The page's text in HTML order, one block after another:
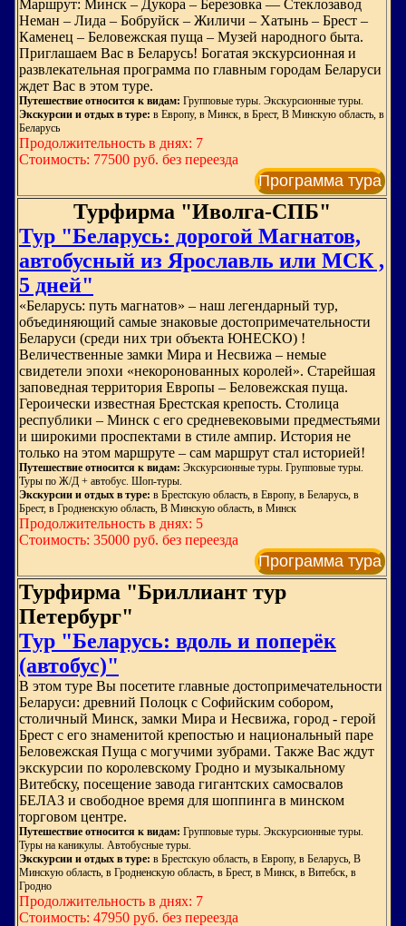
Маршрут: Минск – Дукора – Березовка — Стеклозавод
Неман – Лида – Бобруйск – Жиличи – Хатынь – Брест –
Каменец – Беловежская пуща – Музей народного быта.
Приглашаем Вас в Беларусь! Богатая экскурсионная и
развлекательная программа по главным городам Беларуси
ждет Вас в этом туре.
Путешествие относится к видам: Групповые туры. Экскурсионные туры.
Экскурсии и отдых в туре: в Европу, в Минск, в Брест, В Минскую область, в
Беларусь
Продолжительность в днях: 7
Стоимость: 77500 руб. без переезда
Программа тура
Турфирма "Иволга-СПБ"
Тур "Беларусь: дорогой Магнатов,
автобусный из Ярославль или МСК ,
5 дней"
«Беларусь: путь магнатов» – наш легендарный тур,
объединяющий самые знаковые достопримечательности
Беларуси (среди них три объекта ЮНЕСКО) !
Величественные замки Мира и Несвижа – немые
свидетели эпохи «некоронованных королей». Старейшая
заповедная территория Европы – Беловежская пуща.
Героически известная Брестская крепость. Столица
республики – Минск с его средневековыми предместьями
и широкими проспектами в стиле ампир. История не
только на этом маршруте – сам маршрут стал историей!
Путешествие относится к видам: Экскурсионные туры. Групповые туры.
Туры по Ж/Д + автобус. Шоп-туры.
Экскурсии и отдых в туре: в Брестскую область, в Европу, в Беларусь, в
Брест, в Гродненскую область, В Минскую область, в Минск
Продолжительность в днях: 5
Стоимость: 35000 руб. без переезда
Программа тура
Турфирма "Бриллиант тур
Петербург"
Тур "Беларусь: вдоль и поперёк
(автобус)"
В этом туре Вы посетите главные достопримечательности
Беларуси: древний Полоцк с Софийским собором,
столичный Минск, замки Мира и Несвижа, город - герой
Брест с его знаменитой крепостью и национальный паре
Беловежская Пуща с могучими зубрами. Также Вас ждут
экскурсии по королевскому Гродно и музыкальному
Витебску, посещение завода гигантских самосвалов
БЕЛАЗ и свободное время для шоппинга в минском
торговом центре.
Путешествие относится к видам: Групповые туры. Экскурсионные туры.
Туры на каникулы. Автобусные туры.
Экскурсии и отдых в туре: в Брестскую область, в Европу, в Беларусь, В
Минскую область, в Гродненскую область, в Брест, в Минск, в Витебск, в
Гродно
Продолжительность в днях: 7
Стоимость: 47950 руб. без переезда